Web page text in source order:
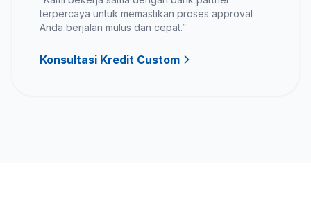
terpercaya untuk memastikan proses approval
Anda berjalan mulus dan cepat.”
Konsultasi Kredit Custom